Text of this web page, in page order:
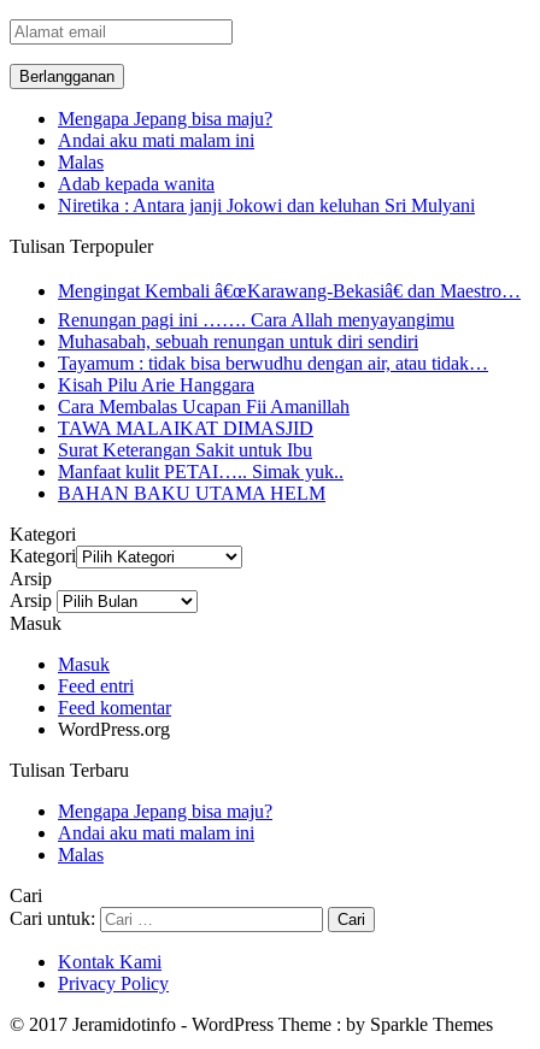
Alamat
email
Mengapa Jepang bisa maju?
Andai aku mati malam ini
Malas
Adab kepada wanita
Niretika : Antara janji Jokowi dan keluhan Sri Mulyani
Tulisan Terpopuler
Mengingat Kembali â€œKarawang-Bekasiâ€ dan Maestro…
Renungan pagi ini ……. Cara Allah menyayangimu
Muhasabah, sebuah renungan untuk diri sendiri
Tayamum : tidak bisa berwudhu dengan air, atau tidak…
Kisah Pilu Arie Hanggara
Cara Membalas Ucapan Fii Amanillah
TAWA MALAIKAT DIMASJID
Surat Keterangan Sakit untuk Ibu
Manfaat kulit PETAI….. Simak yuk..
BAHAN BAKU UTAMA HELM
Kategori
Kategori
Arsip
Arsip
Masuk
Masuk
Feed entri
Feed komentar
WordPress.org
Tulisan Terbaru
Mengapa Jepang bisa maju?
Andai aku mati malam ini
Malas
Cari
Cari untuk:
Kontak Kami
Privacy Policy
© 2017 Jeramidotinfo - WordPress Theme : by Sparkle Themes